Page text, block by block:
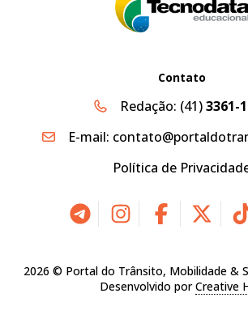
Contato
Redação: (41)3361-
E-mail:
Política de
2026 © Portal do Trânsito, Mobilidade &
Desenvolvido porCreative